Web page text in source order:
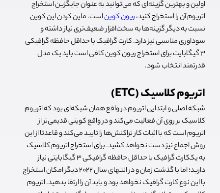
اولین و بهترین گزینه‌ای که می‌توانید به عنوان جایگزین استخراج
اتریوم آن را استخراج کنید،ریون کویناست. ماین کردن این کوین
نسبت به دیگر گزینه‌ها به سخت‌افزار ضعیف‌تری نیاز داشته و
سوداوری مناسبی نیز دارد. کارت گرافیک با حداقل حافظه گرافیکی
3 گیگابایت برای استخراج ریون کوین کافی است باید یک مدل
قدرتمند انتخاب شود.
اتریوم کلاسیک (ETC)
شبکه اصلی و ابتدایی اتریوم در واقع همان شبکه‌ای بود که اتریوم
کلاسیک بر روی آن فعالیت می‌کند و در واقع کوینی قدیمی‌تر از
اتریوم است که با اثبات کار تراکنش‌ها را تایید می‌کند و قاعدتا از این
روش اجماع نیز دست نخواهد کشید. برای استخراج اتریوم کلاسیک
به یککارت گرافیک با حداقل حافظه گرافیکی 3 گیگابایتی نیاز
دارید؛ اما با گذشت زمان و در انتهای سال 2022 دیگر امکان استخراج
با این نوع کارت گرافیک نخواهد بود و باید آن را ارتقا بدهید. اتریوم